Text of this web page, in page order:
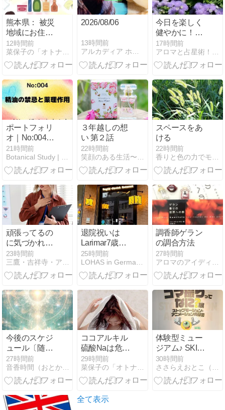
熊本県： 被災
地域にお住い
の、CS（化学
物質過敏症）
当事者への情
12時間前
2026/08/06
13時間前
今日を楽しく
健やかに！8
月6日！月の
星座とアロマ
活用ライフ
17時間前
ポートフォリ
オ｜No:004｜
精油の禁忌と
薬理作用（入
門シリーズ）
21時間前
３年越しの想
い 第２話
22時間前
スペースをあ
ける
22時間前
頑張ってるの
に気づかれな
いのは、外に
出していない
から
23時間前
退院祝いは
Larimar7歳最
後の日に
25時間前
調香師ゲラン
の調合方法
27時間前
今後のスケジ
ュール〔随時
更新〕
27時間前
音香時間（おとかじかん）＊音ともに光をひろげるために
ココアルキル
硫酸Naは危
険？オーガニ
ックシャンプ
ーの成分を解
29時間前
体験型ミュー
ジアム♪ SKIP
シティ『映像
ミュージア
ム』を楽しん
30時間前
全て表示